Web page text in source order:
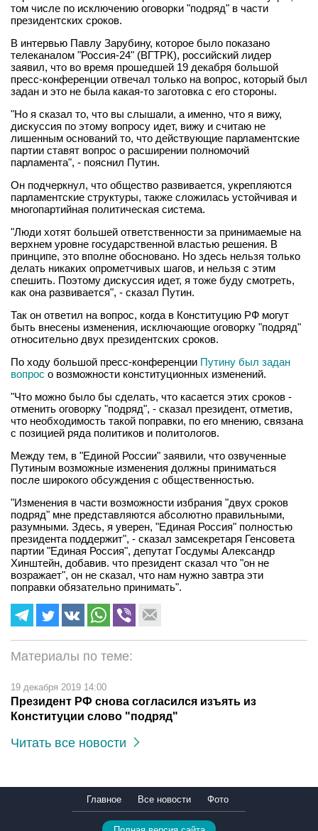
том числе по исключению оговорки "подряд" в части
президентских сроков.
В интервью Павлу Зарубину, которое было показано
телеканалом "Россия-24" (ВГТРК), российский лидер
заявил, что во время прошедшей 19 декабря большой
пресс-конференции отвечал только на вопрос, который был
задан и это не была какая-то заготовка с его стороны.
"Но я сказал то, что вы слышали, а именно, что я вижу,
дискуссия по этому вопросу идет, вижу и считаю не
лишенным оснований то, что действующие парламентские
партии ставят вопрос о расширении полномочий
парламента", - пояснил Путин.
Он подчеркнул, что общество развивается, укрепляются
парламентские структуры, также сложилась устойчивая и
многопартийная политическая система.
"Люди хотят большей ответственности за принимаемые на
верхнем уровне государственной властью решения. В
принципе, это вполне обосновано. Но здесь нельзя только
делать никаких опрометчивых шагов, и нельзя с этим
спешить. Поэтому дискуссия идет, я тоже буду смотреть,
как она развивается", - сказал Путин.
Так он ответил на вопрос, когда в Конституцию РФ могут
быть внесены изменения, исключающие оговорку "подряд"
относительно двух президентских сроков.
По ходу большой пресс-конференции Путину был задан
вопрос о возможности конституционных изменений.
"Что можно было бы сделать, что касается этих сроков -
отменить оговорку "подряд", - сказал президент, отметив,
что необходимость такой поправки, по его мнению, связана
с позицией ряда политиков и политологов.
Между тем, в "Единой России" заявили, что озвученные
Путиным возможные изменения должны приниматься
после широкого обсуждения с общественностью.
"Изменения в части возможности избрания "двух сроков
подряд" мне представляются абсолютно правильными,
разумными. Здесь, я уверен, "Единая Россия" полностью
президента поддержит", - сказал замсекретаря Генсовета
партии "Единая Россия", депутат Госдумы Александр
Хинштейн, добавив. что президент сказал что "он не
возражает", он не сказал, что нам нужно завтра эти
поправки обязательно принимать".
Материалы по теме:
19 декабря 2019 14:00
Президент РФ снова согласился изъять из
Конституции слово "подряд"
Читать все новости
Главное Все новости Фото